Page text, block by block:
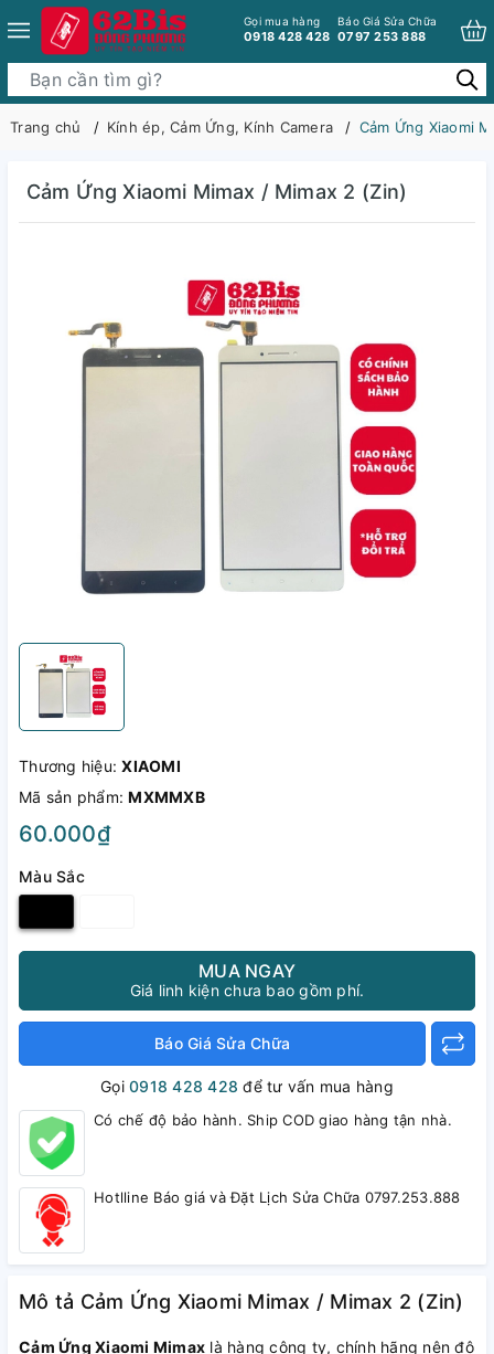
Gọi mua hàng
0918 428 428
Báo Giá Sửa Chữa
0797 253 888
Trang chủ Kính ép, Cảm Ứng, Kính Camera Cảm Ứng Xiaomi
Cảm Ứng Xiaomi Mimax / Mimax 2 (Zin)
Thương hiệu:XIAOMI
Mã sản phẩm:MXMMXB
60.000₫
Màu Sắc
MUA NGAY
Giá linh kiện chưa bao gồm phí.
Báo Giá Sửa Chữa
Gọi0918 428 428 để tư vấn mua hàng
Có chế độ bảo hành. Ship COD giao hàng tận nhà.
Hotlline Báo giá và Đặt Lịch Sửa Chữa 0797.253.888
Mô tả Cảm Ứng Xiaomi Mimax / Mimax 2 (Zin)
Cảm Ứng Xiaomi Mimax là hàng công ty, chính hãng nên độ